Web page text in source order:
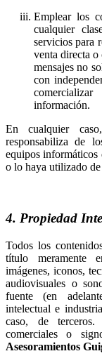
Emplear los
cualquier
servicios para
venta directa
mensajes no
con
información.
En cualquier
responsabiliza de
equipos informáticos
o lo haya utilizado
4. Propiedad
Todos los
título meramente
imágenes, iconos,
audiovisuales o
fuente (en
intelectual e
caso, de
comerciales o